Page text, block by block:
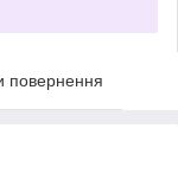
повернення